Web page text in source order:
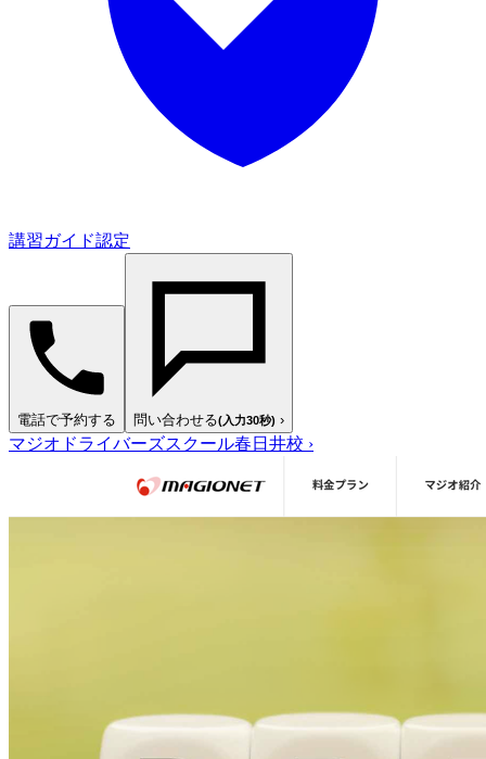
講習ガイド認定
電話で予約する 問い合わせる(入力30秒) ›
マジオドライバーズスクール春日井校 ›